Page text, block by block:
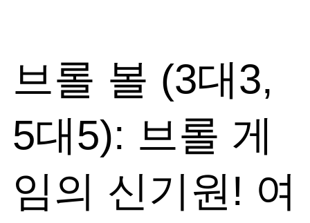
브롤 볼 (3대3,
5대5): 브롤 게
임의 신기원! 여